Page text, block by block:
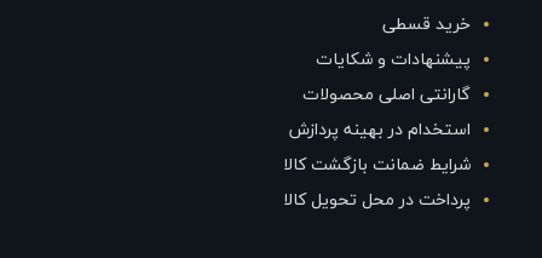
خرید قسطی
پیشنهادات و شکایات
گارانتی اصلی محصولات
استخدام در بهینه پردازش
شرایط ضمانت بازگشت کالا
پرداخت در محل تحویل کالا